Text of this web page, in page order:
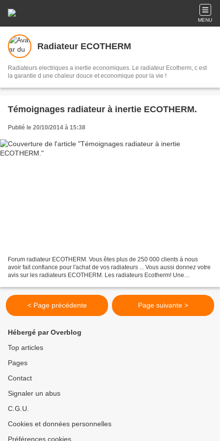
MENU
Radiateur ECOTHERM
Radiateurs electriques a inertie economiques. Le radiateur Ecotherm, c est
la garantie d une chaleur douce et economique pour la vie !
Témoignages radiateur à inertie ECOTHERM.
Publié le 20/10/2014 à 15:38
Forum radiateur ECOTHERM. Vous êtes plus de 250 000 clients à nous
avoir fait confiance pour l'achat de vos radiateurs ... Vous aussi donnez votre
avis sur les radiateurs ECOTHERM. Les radiateurs Ecotherm! Une
< Page précédente Page suivante >
Hébergé par Overblog
Top articles
Pages
Contact
Signaler un abus
C.G.U.
Cookies et données personnelles
Préférences cookies